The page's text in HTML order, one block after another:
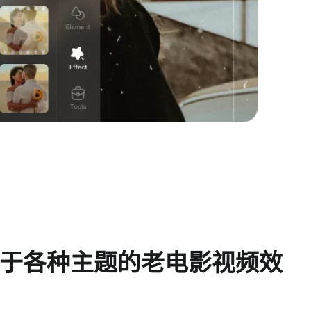
各种主题的老电影视频效